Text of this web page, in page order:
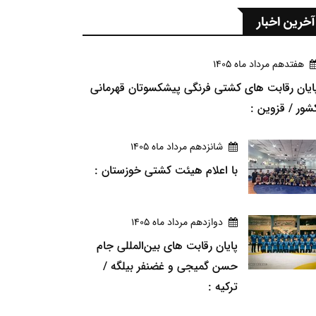
آخرین اخبار
هفتدهم مرداد ماه 1405
رقابت های کشتی فرنگی پیشکسوتان قهرمانی
/ قزوین :
شانزدهم مرداد ماه 1405
با اعلام هیئت کشتی خوزستان :
دوازدهم مرداد ماه 1405
پایان رقابت های بین‌المللی جام
حسن گمیجی و غضنفر بیلگه /
ترکیه :